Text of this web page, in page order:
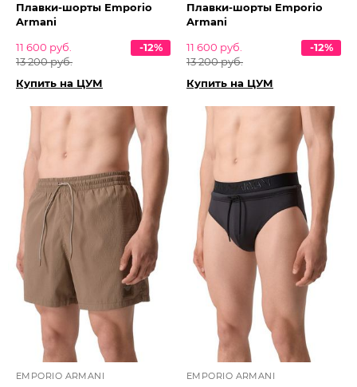
Плавки-шорты Emporio
Armani
11 600 руб.
13 200 руб.
-12%
Купить на ЦУМ
Плавки-шорты Emporio
Armani
11 600 руб.
13 200 руб.
-12%
Купить на ЦУМ
EMPORIO ARMANI EMPORIO ARMANI